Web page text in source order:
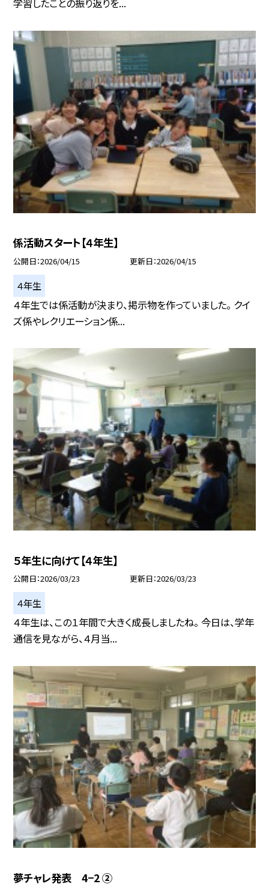
学習したことの振り返りを...
係活動スタート【４年生】
公開日 2026/04/15 更新日 2026/04/15
４年生
４年生では係活動が決まり、掲示物を作っていました。 クイ
ズ係やレクリエーション係...
５年生に向けて【４年生】
公開日 2026/03/23 更新日 2026/03/23
４年生
４年生は、この１年間で大きく成長しましたね。 今日は、学年
通信を見ながら、４月当...
夢チャレ発表 4−2 ②